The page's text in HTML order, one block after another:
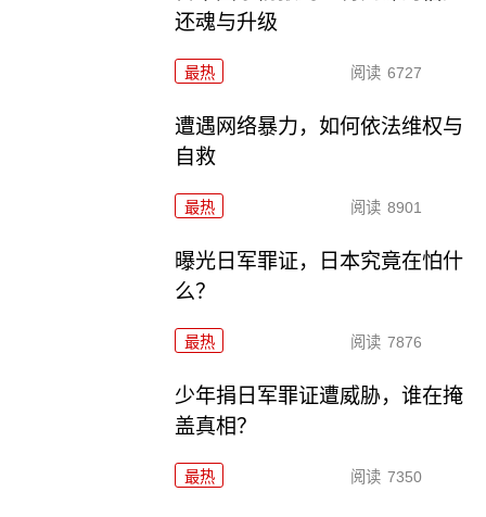
还魂与升级
最热 阅读 6727
遭遇网络暴力，如何依法维权与
自救
最热 阅读 8901
曝光日军罪证，日本究竟在怕什
么？
最热 阅读 7876
少年捐日军罪证遭威胁，谁在掩
盖真相？
最热 阅读 7350